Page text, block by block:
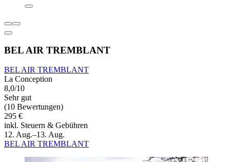
BEL AIR TREMBLANT
BEL AIR TREMBLANT
La Conception
8,0/10
Sehr gut
(10 Bewertungen)
295 €
inkl. Steuern & Gebühren
12. Aug.–13. Aug.
BEL AIR TREMBLANT